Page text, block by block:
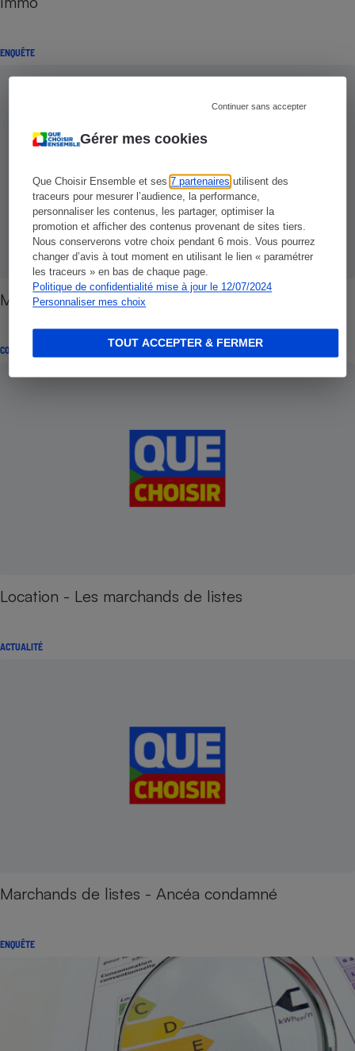
Gérer mes cookies
Que Choisir Ensemble et ses7 partenaires utilisent des
traceurs pour mesurer l’audience, la performance,
personnaliser les contenus, les partager, optimiser la
promotion et afficher des contenus provenant de sites tiers.
Nous conserverons votre choix pendant 6 mois. Vous pourrez
changer d’avis à tout moment en utilisant le lien « paramétrer
les traceurs » en bas de chaque page.
Politique de confidentialité mise à jour le 12/07/2024
Personnaliser mes choix
Continuer sans accepter
TOUT ACCEPTER & FERMER
ENQUÊTE
Marchands de listes - Sujets à caution
CONSEILS
Location - Les marchands de listes
ACTUALITÉ
Marchands de listes - Ancéa condamné
ENQUÊTE